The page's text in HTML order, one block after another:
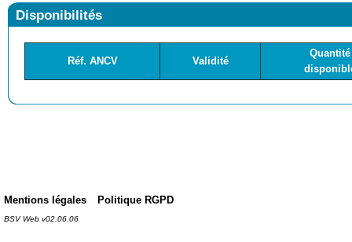
Disponibilités
Réf. ANCV Validité
Quantité
Mentions légales Politique RGPD
BSV Web v02.06.06